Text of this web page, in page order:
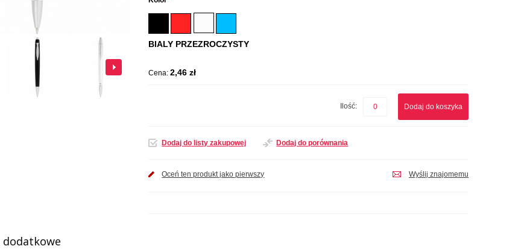
BIALY PRZEZROCZYSTY
Cena:2,46 zł
Ilość: Dodaj do koszyka
Dodaj do listy zakupowej Dodaj do porównania
Oceń ten produkt jako pierwszy Wyślij znajomemu